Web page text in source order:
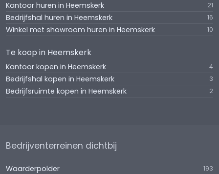
Kantoor huren in Heemskerk 21
Bedrijfshal huren in Heemskerk 16
Winkel met showroom huren in Heemskerk 10
Te koop in Heemskerk
Kantoor kopen in Heemskerk 4
Bedrijfshal kopen in Heemskerk 3
Bedrijfsruimte kopen in Heemskerk 2
Bedrijventerreinen dichtbij
Waarderpolder 193